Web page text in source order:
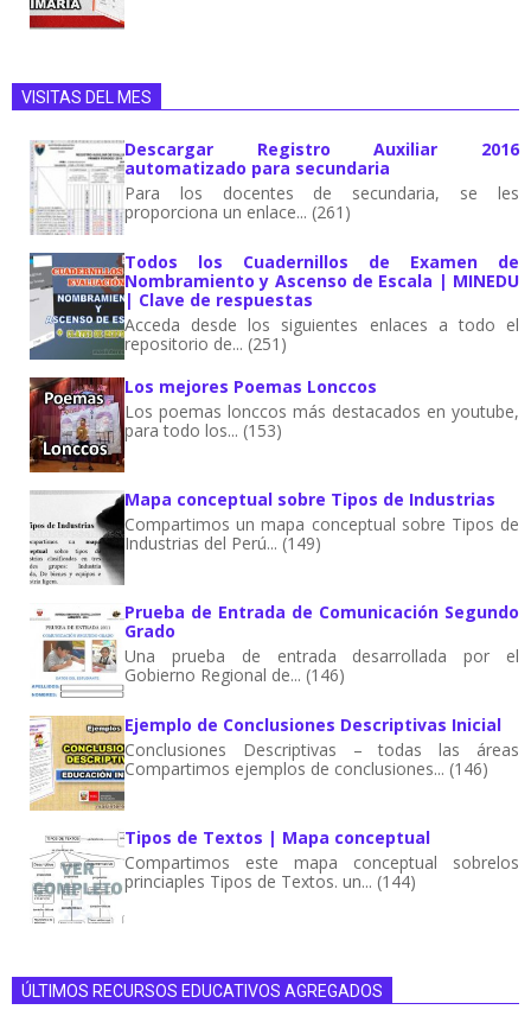
VISITAS DEL MES
Descargar Registro Auxiliar 2016
automatizado para secundaria
Para los docentes de secundaria, se les
proporciona un enlace... (261)
Todos los Cuadernillos de Examen de
Nombramiento y Ascenso de Escala | MINEDU
| Clave de respuestas
Acceda desde los siguientes enlaces a todo el
repositorio de... (251)
Los mejores Poemas Lonccos
Los poemas lonccos más destacados en youtube,
para todo los... (153)
Mapa conceptual sobre Tipos de Industrias
Compartimos un mapa conceptual sobre Tipos de
Industrias del Perú... (149)
Prueba de Entrada de Comunicación Segundo
Grado
Una prueba de entrada desarrollada por el
Gobierno Regional de... (146)
Ejemplo de Conclusiones Descriptivas Inicial
Conclusiones Descriptivas – todas las áreas
Compartimos ejemplos de conclusiones... (146)
Tipos de Textos | Mapa conceptual
Compartimos este mapa conceptual sobrelos
princiaples Tipos de Textos. un... (144)
ÚLTIMOS RECURSOS EDUCATIVOS AGREGADOS